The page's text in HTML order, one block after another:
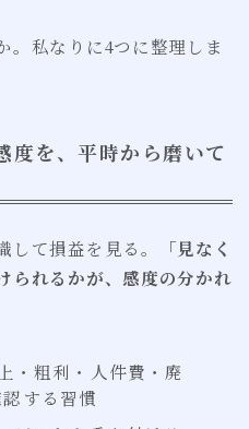
。私なりに4つに整理しま
を、平時から磨いて
て損益を見る。
「見なく
られるかが、感度の分かれ
上・粗利・人件費・廃
する習慣